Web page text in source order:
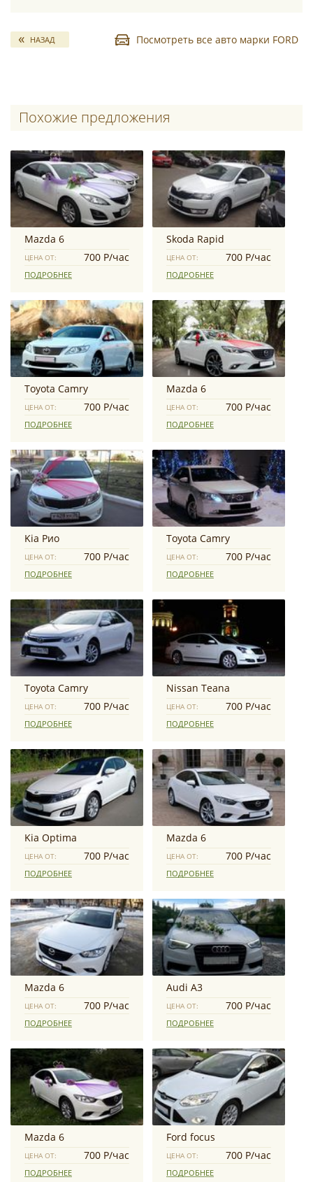
НАЗАД Посмотреть все авто марки FORD
Похожие предложения
Mazda 6
ЦЕНА ОТ: 700 Р/час
ПОДРОБНЕЕ
Skoda Rapid
ЦЕНА ОТ: 700 Р/час
ПОДРОБНЕЕ
Toyota Camry
ЦЕНА ОТ: 700 Р/час
ПОДРОБНЕЕ
Mazda 6
ЦЕНА ОТ: 700 Р/час
ПОДРОБНЕЕ
Kia Рио
ЦЕНА ОТ: 700 Р/час
ПОДРОБНЕЕ
Toyota Camry
ЦЕНА ОТ: 700 Р/час
ПОДРОБНЕЕ
Toyota Camry
ЦЕНА ОТ: 700 Р/час
ПОДРОБНЕЕ
Nissan Teana
ЦЕНА ОТ: 700 Р/час
ПОДРОБНЕЕ
Kia Optima
ЦЕНА ОТ: 700 Р/час
ПОДРОБНЕЕ
Mazda 6
ЦЕНА ОТ: 700 Р/час
ПОДРОБНЕЕ
Mazda 6
ЦЕНА ОТ: 700 Р/час
ПОДРОБНЕЕ
Audi A3
ЦЕНА ОТ: 700 Р/час
ПОДРОБНЕЕ
Mazda 6
ЦЕНА ОТ: 700 Р/час
ПОДРОБНЕЕ
Ford focus
ЦЕНА ОТ: 700 Р/час
ПОДРОБНЕЕ